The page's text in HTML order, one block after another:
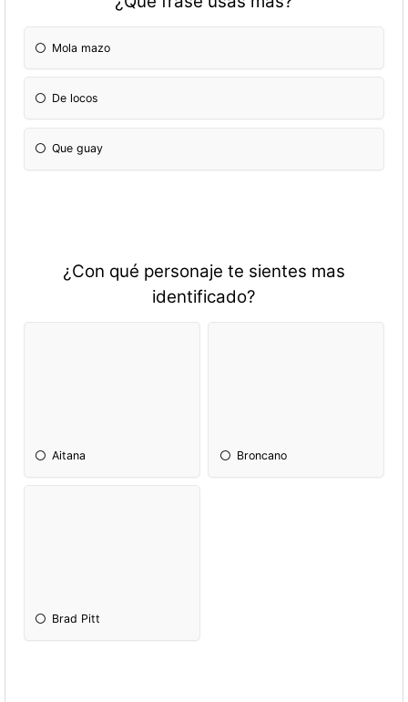
Mola mazo
De locos
Que guay
¿Con qué personaje te sientes mas
identificado?
Aitana Broncano
Brad Pitt